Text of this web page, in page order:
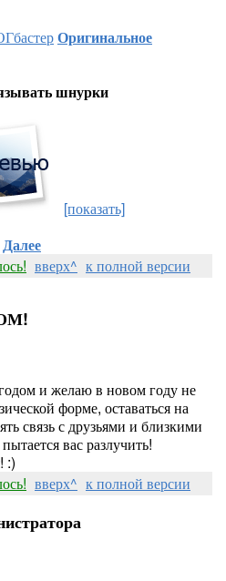
Оригинальное
шнурки
[показать]
Далее
вверх^ к полной версии
и желаю в новом году не
форме, оставаться на
связь с друзьями и близкими
вас разлучить!
:)
вверх^ к полной версии